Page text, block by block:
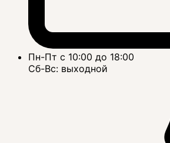
Пн-Пт с 10:00 до 18:00
Сб-Вс: выходной